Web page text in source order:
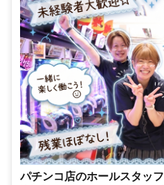
パチンコ店のホールスタッフ